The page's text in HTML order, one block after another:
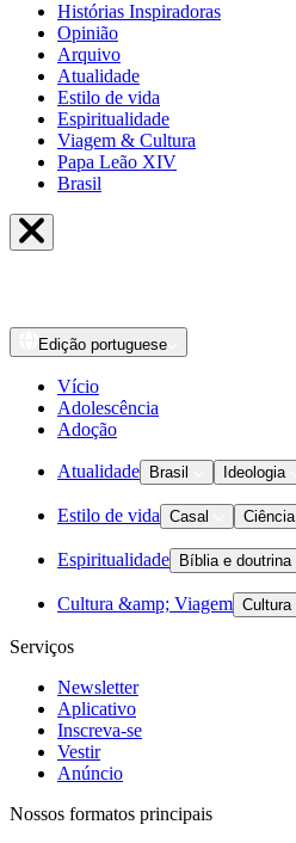
Histórias Inspiradoras
Opinião
Arquivo
Atualidade
Estilo de vida
Espiritualidade
Viagem & Cultura
Papa Leão XIV
Brasil
Edição portuguese
Vício
Adolescência
Adoção
Atualidade Brasil Ideologia
Estilo de vida Casal Ciência
Espiritualidade Bíblia e doutrina
Cultura &amp; Viagem Cultura
Serviços
Newsletter
Aplicativo
Inscreva-se
Vestir
Anúncio
Nossos formatos principais